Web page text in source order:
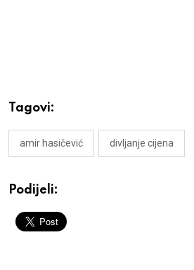
Tagovi:
amir hasičević divljanje cijena
Podijeli: